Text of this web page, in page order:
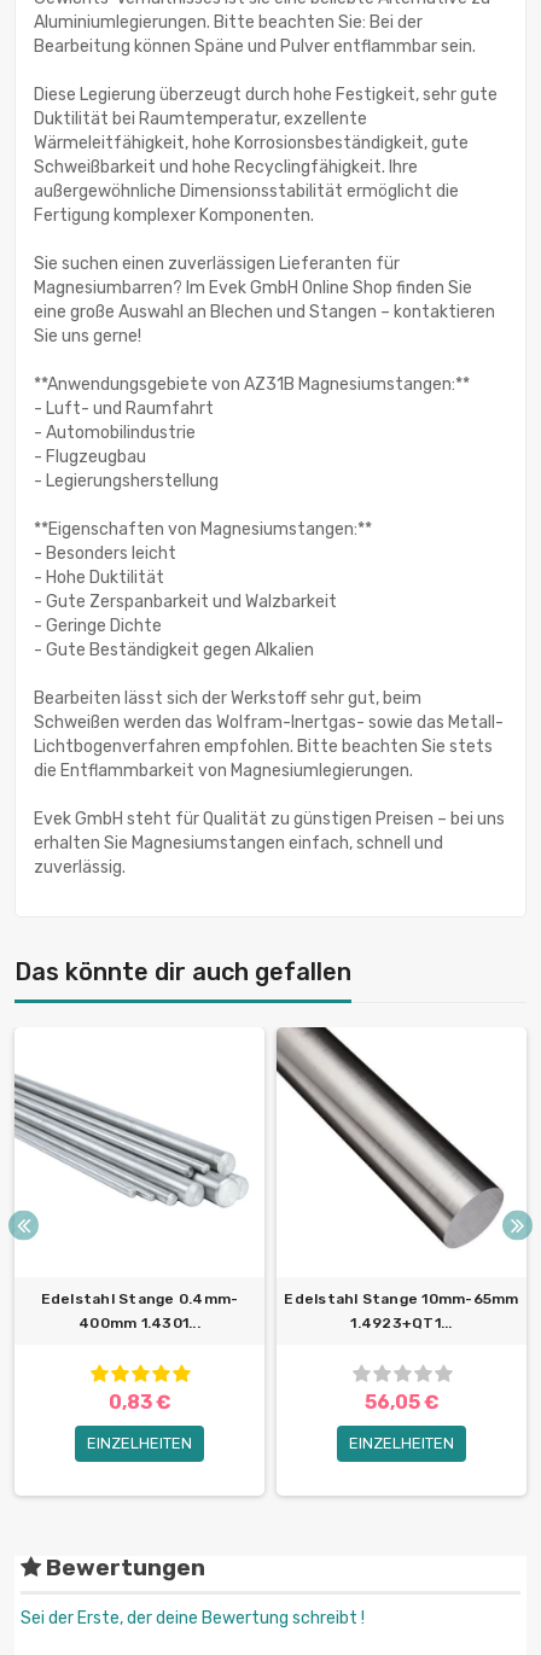
Aluminiumlegierungen. Bitte beachten Sie: Bei der
Bearbeitung können Späne und Pulver entflammbar sein.
Diese Legierung überzeugt durch hohe Festigkeit, sehr gute
Duktilität bei Raumtemperatur, exzellente
Wärmeleitfähigkeit, hohe Korrosionsbeständigkeit, gute
Schweißbarkeit und hohe Recyclingfähigkeit. Ihre
außergewöhnliche Dimensionsstabilität ermöglicht die
Fertigung komplexer Komponenten.
Sie suchen einen zuverlässigen Lieferanten für
Magnesiumbarren? Im Evek GmbH Online Shop finden Sie
eine große Auswahl an Blechen und Stangen – kontaktieren
Sie uns gerne!
**Anwendungsgebiete von AZ31B Magnesiumstangen:**
- Luft- und Raumfahrt
- Automobilindustrie
- Flugzeugbau
- Legierungsherstellung
**Eigenschaften von Magnesiumstangen:**
- Besonders leicht
- Hohe Duktilität
- Gute Zerspanbarkeit und Walzbarkeit
- Geringe Dichte
- Gute Beständigkeit gegen Alkalien
Bearbeiten lässt sich der Werkstoff sehr gut, beim
Schweißen werden das Wolfram-Inertgas- sowie das Metall-
Lichtbogenverfahren empfohlen. Bitte beachten Sie stets
die Entflammbarkeit von Magnesiumlegierungen.
Evek GmbH steht für Qualität zu günstigen Preisen – bei uns
erhalten Sie Magnesiumstangen einfach, schnell und
zuverlässig.
Das könnte dir auch gefallen
Edelstahl Stange 0.4mm-
400mm 1.4301...
0,83 €
EINZELHEITEN
Edelstahl Stange 10mm-65mm
1.4923+QT1...
56,05 €
EINZELHEITEN
Bewertungen
Sei der Erste, der deine Bewertung schreibt !